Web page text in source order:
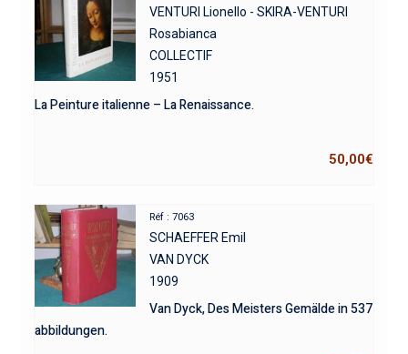
VENTURI Lionello - SKIRA-VENTURI
Rosabianca
COLLECTIF
1951
La Peinture italienne – La Renaissance.
50,00€
Réf : 7063
SCHAEFFER Emil
VAN DYCK
1909
Van Dyck, Des Meisters Gemälde in 537
abbildungen.